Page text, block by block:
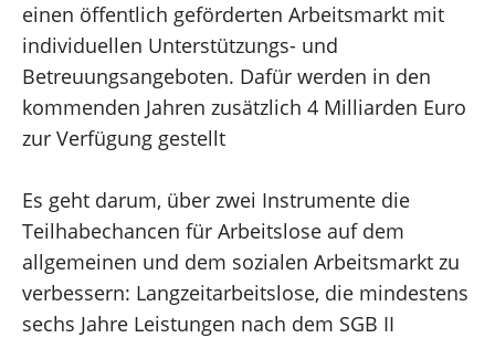
einen öffentlich geförderten Arbeitsmarkt mit
individuellen Unterstützungs- und
Betreuungsangeboten. Dafür werden in den
kommenden Jahren zusätzlich 4 Milliarden Euro
zur Verfügung gestellt
Es geht darum, über zwei Instrumente die
Teilhabechancen für Arbeitslose auf dem
allgemeinen und dem sozialen Arbeitsmarkt zu
verbessern: Langzeitarbeitslose, die mindestens
sechs Jahre Leistungen nach dem SGB II